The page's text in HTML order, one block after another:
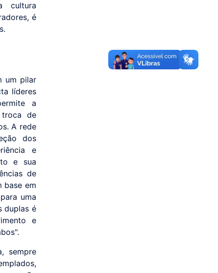
cultura
é
um pilar
líderes
a
troca de
A rede
dos
e
e sua
de
base em
uma
duplas é
e
sempre